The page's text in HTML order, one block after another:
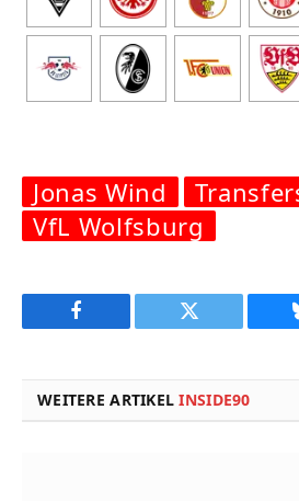
Jonas Wind
VfL Wolfsburg
Facebook Twitter
WEITERE ARTIKELINSIDE90